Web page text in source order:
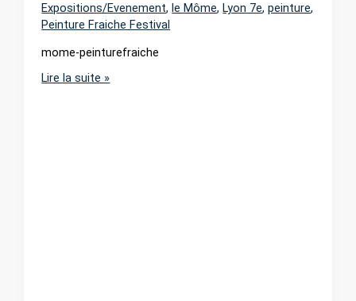
Expositions/Evenement,le Môme,Lyon 7e,peinture,
Peinture Fraiche Festival
mome-peinturefraiche
Le
Lire la suite »